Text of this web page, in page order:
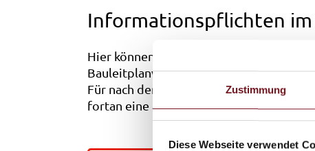
Zustimmung
Diese Webseite verwendet
Informationspflichten
Hier können Sie die allgemeine
Bauleitplanverfahren nach Art. 13 und
Für nach dem 17.10.2019 eingeleitete
fortan eine auf das konkret bezogene